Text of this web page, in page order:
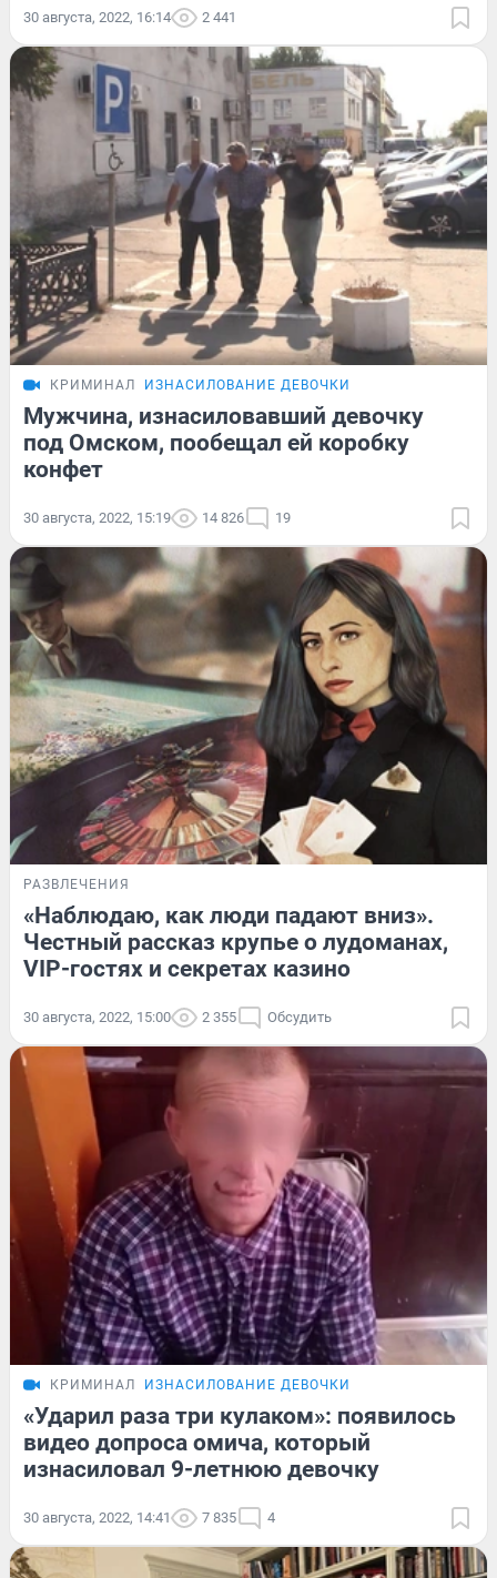
30 августа, 2022, 16:14 2 441
КРИМИНАЛ ИЗНАСИЛОВАНИЕ ДЕВОЧКИ
Мужчина, изнасиловавший девочку
под Омском, пообещал ей коробку
конфет
30 августа, 2022, 15:19 14 826 19
РАЗВЛЕЧЕНИЯ
«Наблюдаю, как люди падают вниз».
Честный рассказ крупье о лудоманах,
VIP-гостях и секретах казино
30 августа, 2022, 15:00 2 355 Обсудить
КРИМИНАЛ ИЗНАСИЛОВАНИЕ ДЕВОЧКИ
«Ударил раза три кулаком»: появилось
видео допроса омича, который
изнасиловал 9-летнюю девочку
30 августа, 2022, 14:41 7 835 4